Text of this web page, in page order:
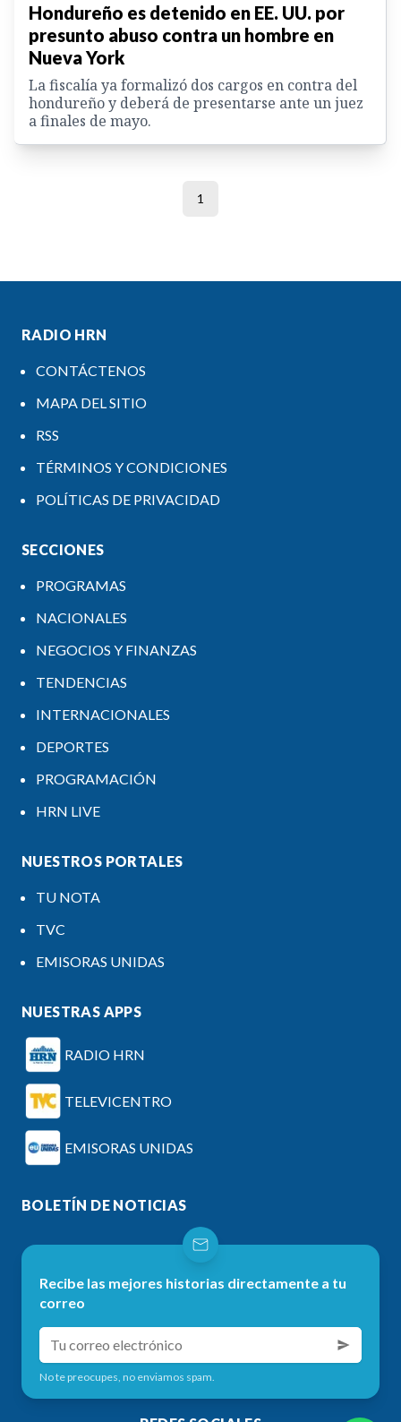
Hondureño es detenido en EE. UU. por
presunto abuso contra un hombre en
Nueva York
La fiscalía ya formalizó dos cargos en contra del
hondureño y deberá de presentarse ante un juez
a finales de mayo.
1
RADIO HRN
CONTÁCTENOS
MAPA DEL SITIO
RSS
TÉRMINOS Y CONDICIONES
POLÍTICAS DE PRIVACIDAD
SECCIONES
PROGRAMAS
NACIONALES
NEGOCIOS Y FINANZAS
TENDENCIAS
INTERNACIONALES
DEPORTES
PROGRAMACIÓN
HRN LIVE
NUESTROS PORTALES
TU NOTA
TVC
EMISORAS UNIDAS
NUESTRAS APPS
RADIO HRN
TELEVICENTRO
EMISORAS UNIDAS
BOLETÍN DE NOTICIAS
Recibe las mejores historias directamente a tu
correo
No te preocupes, no enviamos spam.